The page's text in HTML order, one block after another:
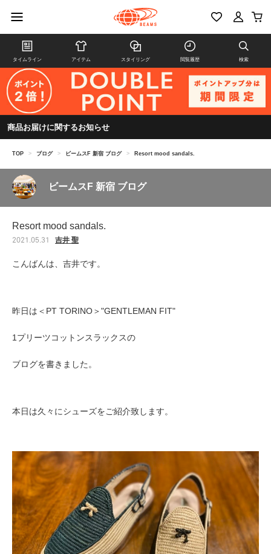
タイムライン アイテム スタイリング 閲覧履歴 検索
商品お届けに関するお知らせ
TOP > ブログ > ビームスF 新宿 ブログ > Resort mood sandals.
ビームスF 新宿 ブログ
Resort mood sandals.
2021.05.31 吉井 聖
こんばんは、吉井です。
昨日は＜PT TORINO＞"GENTLEMAN FIT"
1プリーツコットンスラックスの
ブログを書きました。
本日は久々にシューズをご紹介致します。